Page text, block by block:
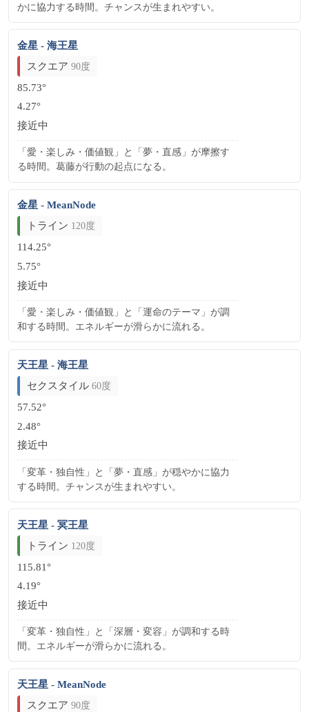
かに協力する時間。チャンスが生まれやすい。
金星 - 海王星
スクエア 90度
85.73°
4.27°
接近中
「愛・楽しみ・価値観」と「夢・直感」が摩擦す
る時間。葛藤が行動の起点になる。
金星 - MeanNode
トライン 120度
114.25°
5.75°
接近中
「愛・楽しみ・価値観」と「運命のテーマ」が調
和する時間。エネルギーが滑らかに流れる。
天王星 - 海王星
セクスタイル 60度
57.52°
2.48°
接近中
「変革・独自性」と「夢・直感」が穏やかに協力
する時間。チャンスが生まれやすい。
天王星 - 冥王星
トライン 120度
115.81°
4.19°
接近中
「変革・独自性」と「深層・変容」が調和する時
間。エネルギーが滑らかに流れる。
天王星 - MeanNode
スクエア 90度